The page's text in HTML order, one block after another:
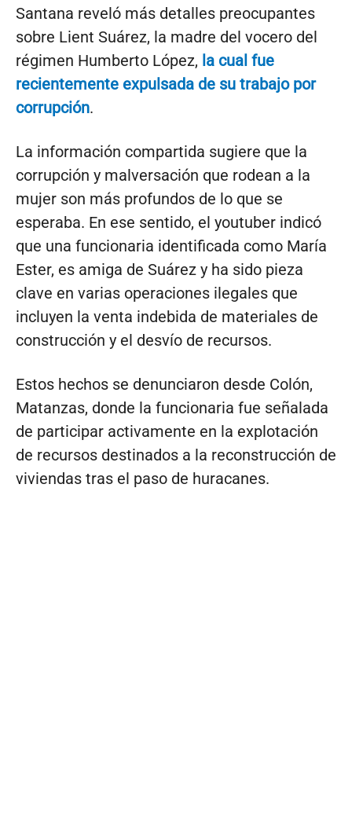
Santana reveló más detalles preocupantes
sobre Lient Suárez, la madre del vocero del
régimen Humberto López, la cual fue
recientemente expulsada de su trabajo por
corrupción.
La información compartida sugiere que la
corrupción y malversación que rodean a la
mujer son más profundos de lo que se
esperaba. En ese sentido, el youtuber indicó
que una funcionaria identificada como María
Ester, es amiga de Suárez y ha sido pieza
clave en varias operaciones ilegales que
incluyen la venta indebida de materiales de
construcción y el desvío de recursos.
Estos hechos se denunciaron desde Colón,
Matanzas, donde la funcionaria fue señalada
de participar activamente en la explotación
de recursos destinados a la reconstrucción de
viviendas tras el paso de huracanes.